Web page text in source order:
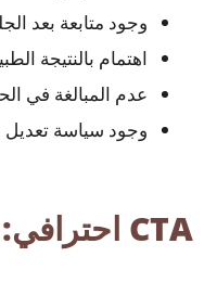
وجود متابعة بعد
اهتمام بالنتيجة
عدم المبالغة في
وجود سياسة تعديل
CTA احترافي: